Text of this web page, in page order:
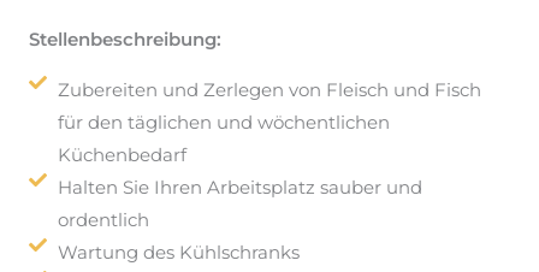
Stellenbeschreibung:
Zubereiten und Zerlegen von Fleisch und Fisch
für den täglichen und wöchentlichen
Küchenbedarf
Halten Sie Ihren Arbeitsplatz sauber und
ordentlich
Wartung des Kühlschranks